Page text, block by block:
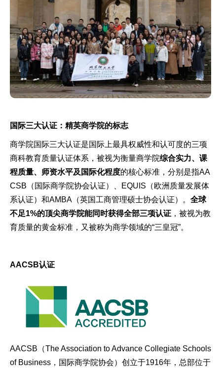
国际三大认证：精英商学院的标志
商学院国际三大认证是国际上最具权威性和认可度的三项
商科教育质量认证体系，被视为衡量商学院综合实力、课
程质量、师资水平及国际化程度的核心标准，分别是指‌AA
CSB（国际商学院协会认证）、EQUIS（欧洲质量发展体
系认证）和AMBA（英国工商管理硕士协会认证）。 全球
不足1%的顶尖商学院能同时获得全部三项认证，被视为教
育质量的黄金标准，又被称为商学领域的“三皇冠”。
AACSB认证
AACSB（The Association to Advance Collegiate Schools
of Business，国际商学院协会）创立于1916年，总部位于